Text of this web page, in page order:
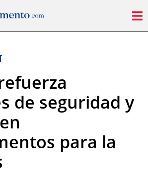
de seguridad y
para la